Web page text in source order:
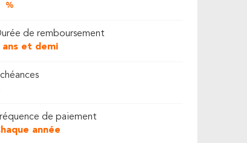
%
de remboursement
ans et demi
de paiement
année